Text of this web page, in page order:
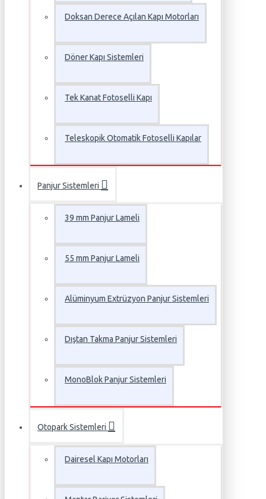
Doksan Derece Açılan Kapı Motorları
Döner Kapı Sistemleri
Tek Kanat Fotoselli Kapı
Teleskopik Otomatik Fotoselli Kapılar
Panjur Sistemleri
39 mm Panjur Lameli
55 mm Panjur Lameli
Alüminyum Extrüzyon Panjur Sistemleri
Dıştan Takma Panjur Sistemleri
MonoBlok Panjur Sistemleri
Otopark Sistemleri
Dairesel Kapı Motorları